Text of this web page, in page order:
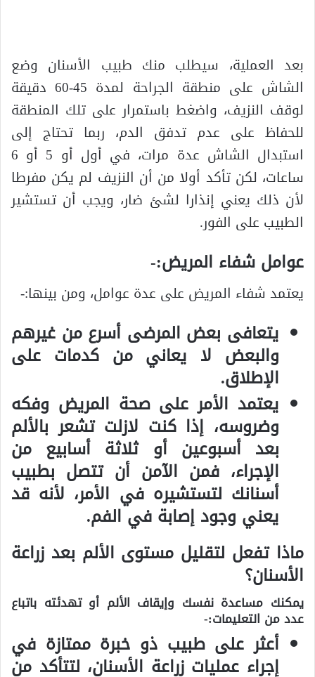
بعد العملية، سيطلب منك طبيب الأسنان وضع
الشاش على منطقة الجراحة لمدة 45-60 دقيقة
لوقف النزيف، واضغط باستمرار على تلك المنطقة
للحفاظ على عدم تدفق الدم، ربما تحتاج إلى
استبدال الشاش عدة مرات، في أول أو 5 أو 6
ساعات، لكن تأكد أولا من أن النزيف لم يكن مفرطا
لأن ذلك يعني إنذارا لشئ ضار، ويجب أن تستشير
الطبيب على الفور.
عوامل شفاء المريض:-
يعتمد شفاء المريض على عدة عوامل، ومن بينها:-
يتعافى بعض المرضى أسرع من غيرهم
والبعض لا يعاني من كدمات على
الإطلاق.
يعتمد الأمر على صحة المريض وفكه
وضروسه، إذا كنت لازلت تشعر بالألم
بعد أسبوعين أو ثلاثة أسابيع من
الإجراء، فمن الآمن أن تتصل بطبيب
أسنانك لتستشيره في الأمر، لأنه قد
يعني وجود إصابة في الفم.
ماذا تفعل لتقليل مستوى الألم بعد زراعة
الأسنان؟
يمكنك مساعدة نفسك وإيقاف الألم أو تهدئته باتباع
عدد من التعليمات:-
أعثر على طبيب ذو خبرة ممتازة في
إجراء عمليات زراعة الأسنان، لتتأكد من